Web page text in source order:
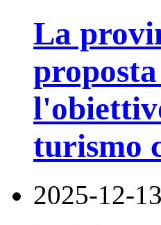
La
turismo
2025-12-13